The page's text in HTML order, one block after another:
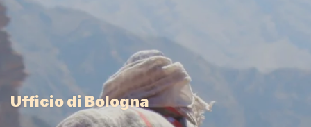
Ufficio di Bologna